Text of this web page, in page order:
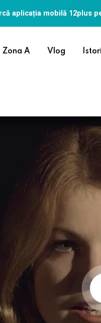
aplicația mobilă 12plus
Zona A Vlog